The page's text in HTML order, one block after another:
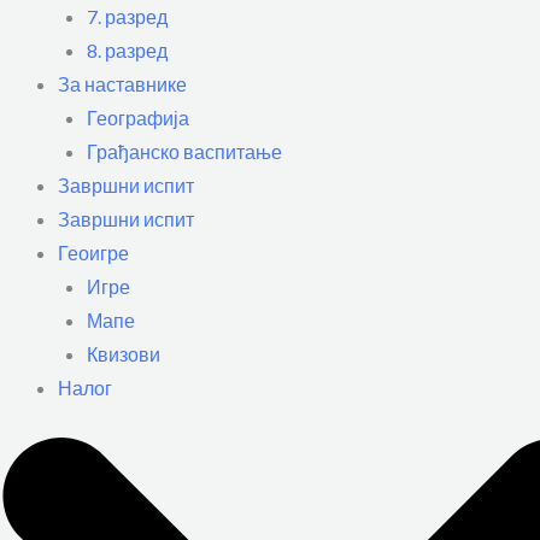
7. разред
8. разред
За наставнике
Географија
Грађанско васпитање
Завршни испит
Завршни испит
Геоигре
Игре
Мапе
Квизови
Налог